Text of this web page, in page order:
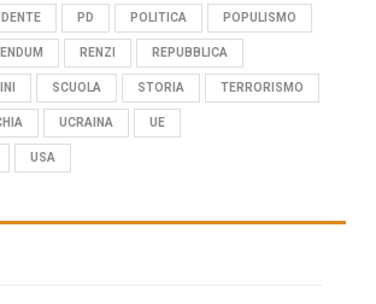
PD POLITICA POPULISMO
RENZI REPUBBLICA
SCUOLA STORIA TERRORISMO
UCRAINA UE
USA